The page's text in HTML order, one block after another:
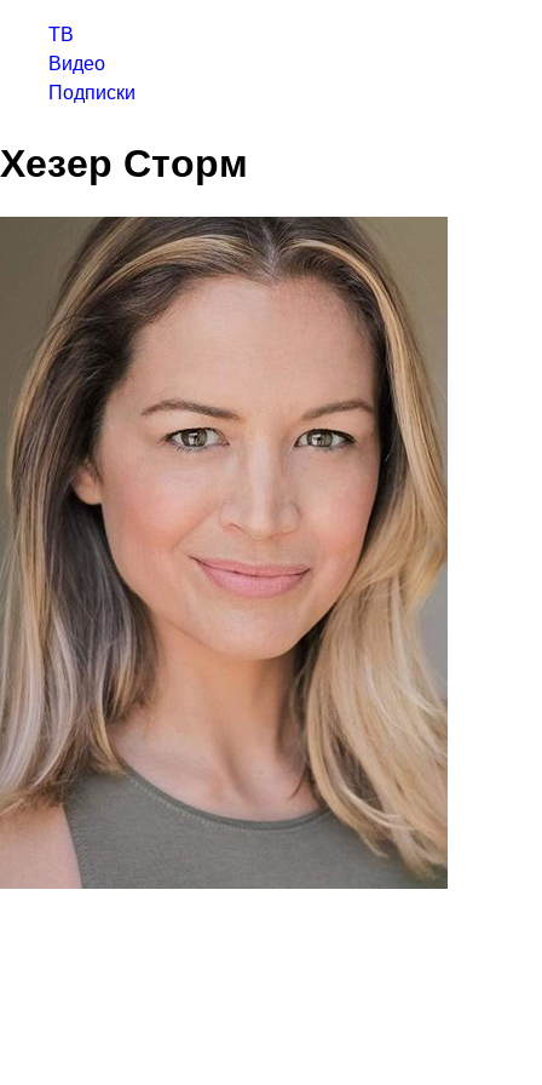
ТВ
Видео
Подписки
Хезер Сторм